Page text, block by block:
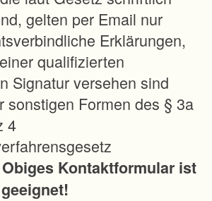
gelten per Email nur
Erklärungen,
qualifizierten
Signatur versehen sind
sonstigen Formen des § 3a
4
Obiges Kontaktformular ist